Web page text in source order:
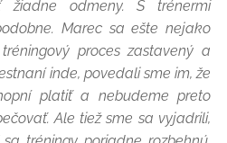
žiadne odmeny. S trénermi
Marec sa ešte nejako
proces zastavený a
inde, povedali sme im, že
platiť a nebudeme preto
Ale tiež sme sa vyjadrili,